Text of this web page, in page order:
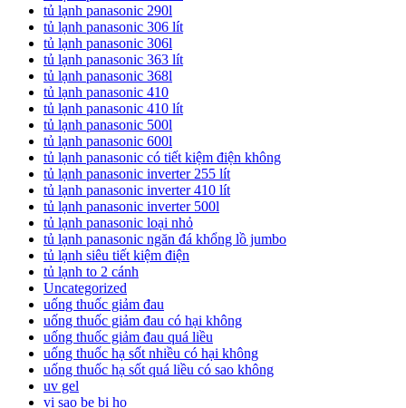
tủ lạnh panasonic 290l
tủ lạnh panasonic 306 lít
tủ lạnh panasonic 306l
tủ lạnh panasonic 363 lít
tủ lạnh panasonic 368l
tủ lạnh panasonic 410
tủ lạnh panasonic 410 lít
tủ lạnh panasonic 500l
tủ lạnh panasonic 600l
tủ lạnh panasonic có tiết kiệm điện không
tủ lạnh panasonic inverter 255 lít
tủ lạnh panasonic inverter 410 lít
tủ lạnh panasonic inverter 500l
tủ lạnh panasonic loại nhỏ
tủ lạnh panasonic ngăn đá khổng lồ jumbo
tủ lạnh siêu tiết kiệm điện
tủ lạnh to 2 cánh
Uncategorized
uống thuốc giảm đau
uống thuốc giảm đau có hại không
uống thuốc giảm đau quá liều
uống thuốc hạ sốt nhiều có hại không
uống thuốc hạ sốt quá liều có sao không
uv gel
vi sao be bi ho